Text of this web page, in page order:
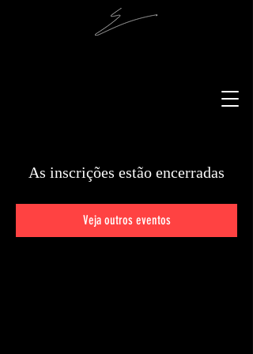
As inscrições estão encerradas
Veja outros eventos